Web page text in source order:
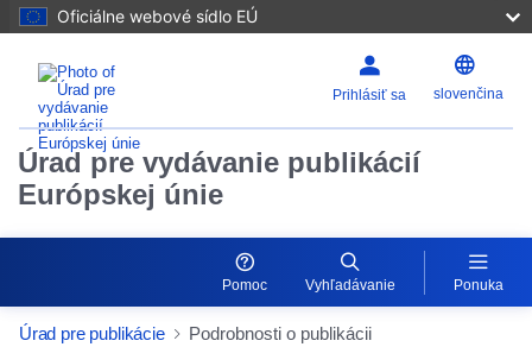
Oficiálne webové sídlo EÚ
Prihlásiť sa slovenčina
Úrad pre vydávanie publikácií
Európskej únie
Pomoc Vyhľadávanie Ponuka
Úrad pre publikácie Podrobnosti o publikácii